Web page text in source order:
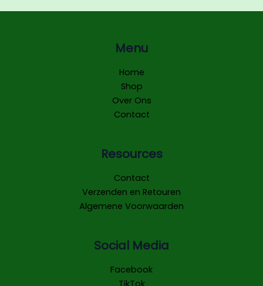
Menu
Home
Shop
Over Ons
Contact
Resources
Contact
Verzenden en Retouren
Algemene Voorwaarden
Social Media
Facebook
TikTok